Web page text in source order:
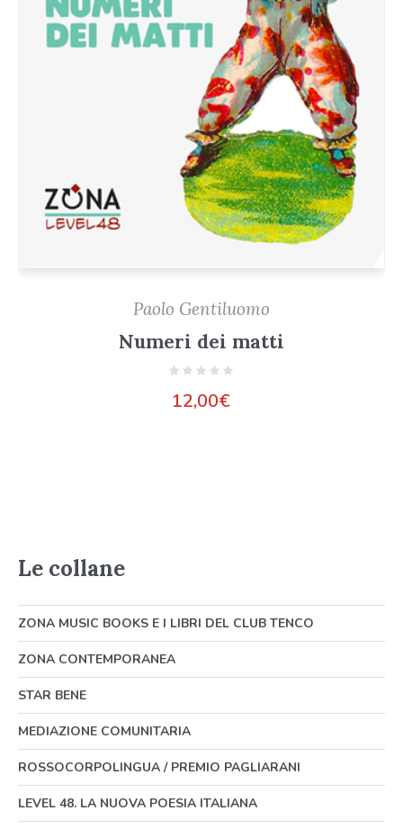
Paolo Gentiluomo
Numeri dei matti
12,00€
Le collane
ZONA MUSIC BOOKS E I LIBRI DEL CLUB TENCO
ZONA CONTEMPORANEA
STAR BENE
MEDIAZIONE COMUNITARIA
ROSSOCORPOLINGUA / PREMIO PAGLIARANI
LEVEL 48. LA NUOVA POESIA ITALIANA